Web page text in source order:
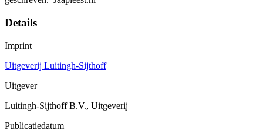
Details
Imprint
Uitgeverij Luitingh-Sijthoff
Uitgever
Luitingh-Sijthoff B.V., Uitgeverij
Publicatiedatum